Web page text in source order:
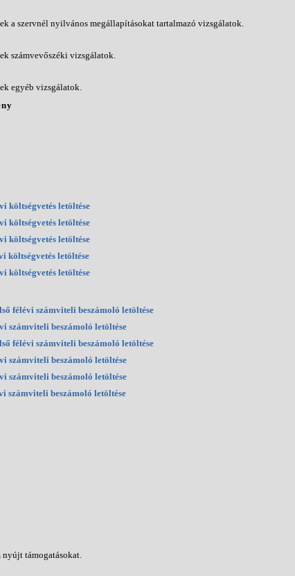
a szervnél nyilvános megállapításokat tartalmazó vizsgálatok.
számvevőszéki vizsgálatok.
egyéb vizsgálatok.
költségvetés letöltése
költségvetés letöltése
költségvetés letöltése
költségvetés letöltése
költségvetés letöltése
félévi számviteli beszámoló letöltése
számviteli beszámoló letöltése
félévi számviteli beszámoló letöltése
számviteli beszámoló letöltése
számviteli beszámoló letöltése
számviteli beszámoló letöltése
nyújt támogatásokat.